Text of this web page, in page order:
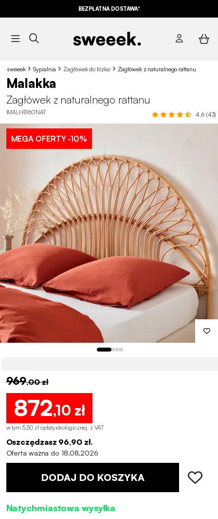
BEZPŁATNA DOSTAWA*
sweeek Sypialnia Zagłówek do łóżka Zagłówek z naturalnego rattanu
Malakka
Zagłówek z naturalnego rattanu
IMALHB160NAT 4.6 (43)
MEGA OFERTY-10%
969,00 zł
872,10 zł
w tym 5,50 zł opłaty ekologicznej. z VAT
Oszczędzasz 96,90 zł.
Oferta ważna do 18.08.2026
DODAJ DO KOSZYKA
Natychmiastowa wysyłka